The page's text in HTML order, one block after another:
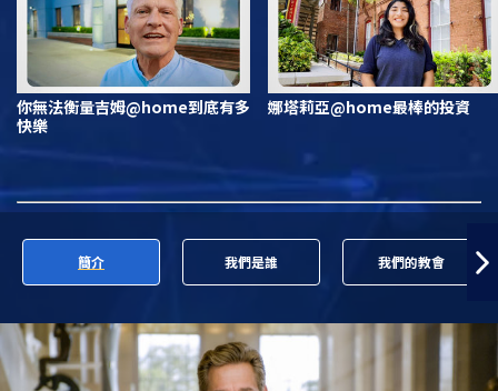
你無法衡量吉姆@home到底有多
快樂
娜塔莉亞@home最棒的投資
簡介 我們是誰 我們的教會